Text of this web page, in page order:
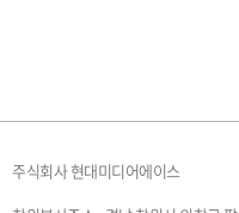
주식회사 현대미디어에이스